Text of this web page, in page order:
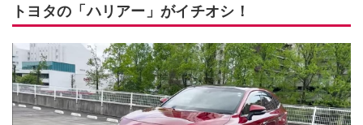
トヨタの「ハリアー」がイチオシ！